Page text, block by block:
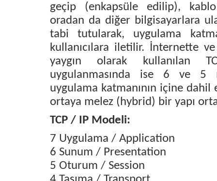
geçip (enkapsüle edilip),
oradan da diğer bilgisayarlara
tabi tutularak, uygulama
kullanıcılara iletilir. İnternette
yaygın olarak kullanılan
uygulanmasında ise 6 ve 5
uygulama katmanının içine
ortaya melez (hybrid) bir yapı
TCP / IP Modeli:
7 Uygulama / Application
6 Sunum / Presentation
5 Oturum / Session